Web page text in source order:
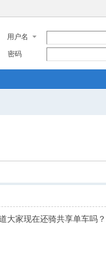
用户名
密码
家现在还骑共享单车吗？